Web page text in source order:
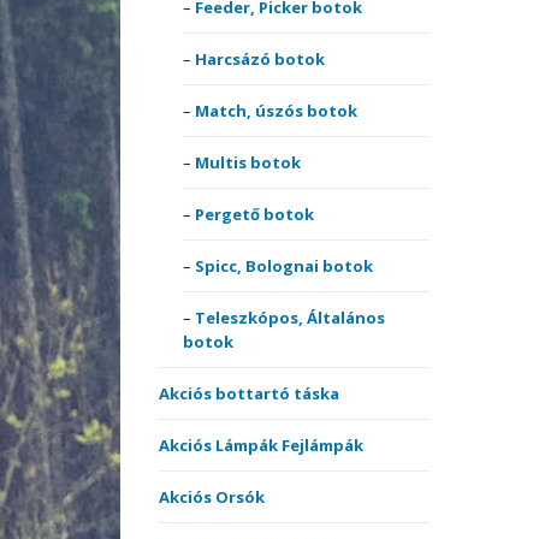
Akciós székek, ágyak,
Csónakmotorok
Egyéb Akciós termékek
Elektromos kapásjelzők
Etetőanyag Szettek
Horgok
Feeder, Picker botok
Harcsázó botok
Match, úszós botok
Multis botok
Pergető botok
Spicc, Bolognai botok
Teleszkópos, Általános
botok
Akciós bottartó táska
Akciós Lámpák Fejlámpák
Akciós Orsók